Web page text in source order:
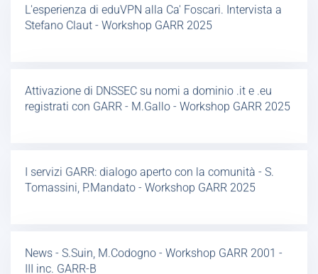
L'esperienza di eduVPN alla Ca' Foscari. Intervista a
Stefano Claut - Workshop GARR 2025
Attivazione di DNSSEC su nomi a dominio .it e .eu
registrati con GARR - M.Gallo - Workshop GARR 2025
I servizi GARR: dialogo aperto con la comunità - S.
Tomassini, P.Mandato - Workshop GARR 2025
News - S.Suin, M.Codogno - Workshop GARR 2001 -
III inc. GARR-B